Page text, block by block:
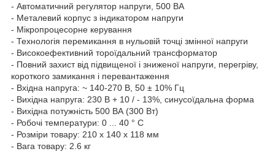
- Автоматичний регулятор напруги, 500 ВА
- Металевий корпус з індикатором напруги
- Мікропроцесорне керування
- Технологія перемикання в нульовій точці змінної напруги
- Високоефективний тороїдальний трансформатор
- Повний захист від підвищеної і зниженої напруги, перегріву,
короткого замикання і перевантаження
- Вхідна напруга: ~ 140-270 В, 50 ± 10% Гц
- Вихідна напруга: 230 В + 10 / - 13%, синусоїдальна форма
- Вихідна потужність 500 ВА (300 Вт)
- Робочі температури: 0 ... 40 ° C
- Розміри товару: 210 x 140 x 118 мм
- Вага товару: 2.6 кг